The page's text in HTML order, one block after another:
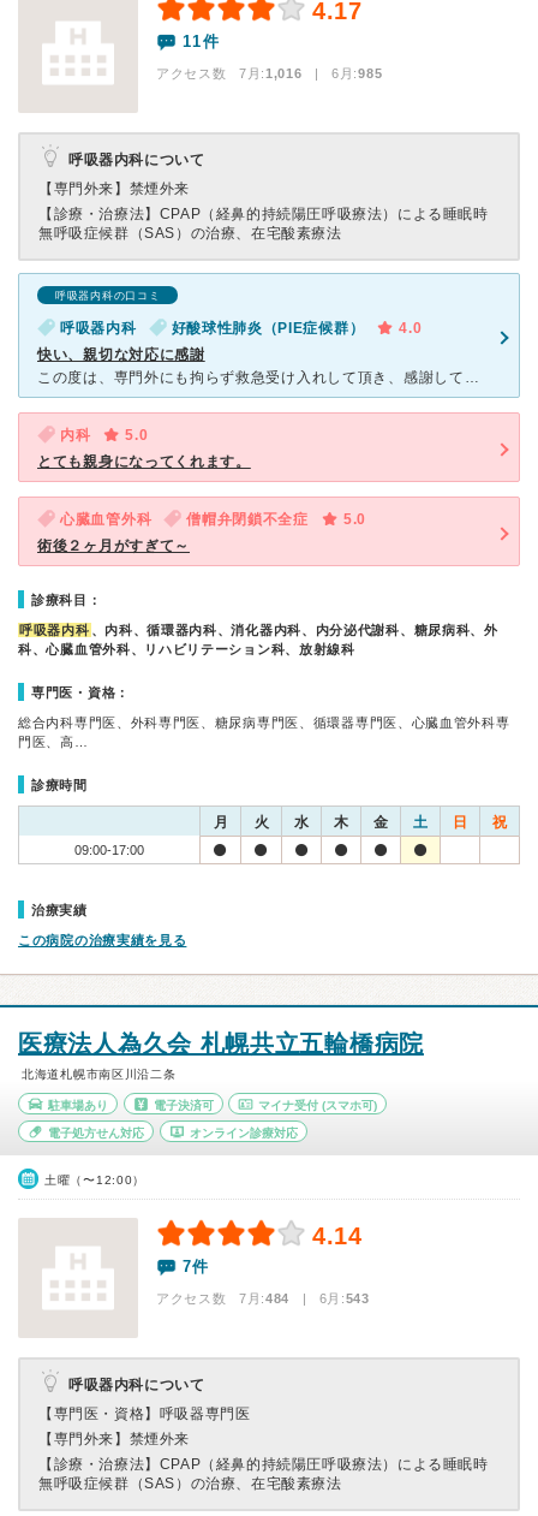
4.17
11件
アクセス数 7月:1,016 | 6月:985
呼吸器内科について
【専門外来】 禁煙外来
【診療・治療法】 CPAP（経鼻的持続陽圧呼吸療法）による睡眠時
無呼吸症候群（SAS）の治療、在宅酸素療法
呼吸器内科の口コミ
呼吸器内科 好酸球性肺炎（PIE症候群）
4.0
快い、親切な対応に感謝
この度は、専門外にも拘らず救急受け入れして頂き、感謝しております。 循環器分野では、症例数が多く定評がある病院です。ＣＣＵで迎えて下さったのは、心血管研究のＹ先生と、看護師のMさんでしたが、これから
内科
5.0
とても親身になってくれます。
心臓血管外科 僧帽弁閉鎖不全症
5.0
術後２ヶ月がすぎて～
診療科目：
呼吸器内科 、内科、循環器内科、消化器内科、内分泌代謝科、糖尿病科、外
科、心臓血管外科、リハビリテーション科、放射線科
専門医・資格：
総合内科専門医、外科専門医、糖尿病専門医、循環器専門医、心臓血管外科専
門医、高…
診療時間
月 火 水 木 金 土 日 祝
09:00-17:00
治療実績
この病院の治療実績を見る
医療法人為久会 札幌共立五輪橋病院
北海道札幌市南区川沿二条
駐車場あり 電子決済可 マイナ受付 (スマホ可)
電子処方せん対応 オンライン診療対応
土曜（〜12:00）
4.14
7件
アクセス数 7月:484 | 6月:543
呼吸器内科について
【専門医・資格】 呼吸器専門医
【専門外来】 禁煙外来
【診療・治療法】 CPAP（経鼻的持続陽圧呼吸療法）による睡眠時
無呼吸症候群（SAS）の治療、在宅酸素療法